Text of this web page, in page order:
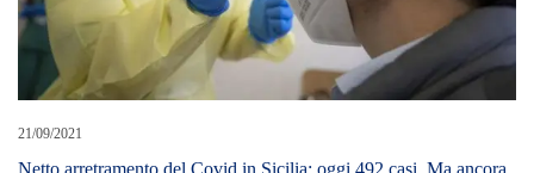
21/09/2021